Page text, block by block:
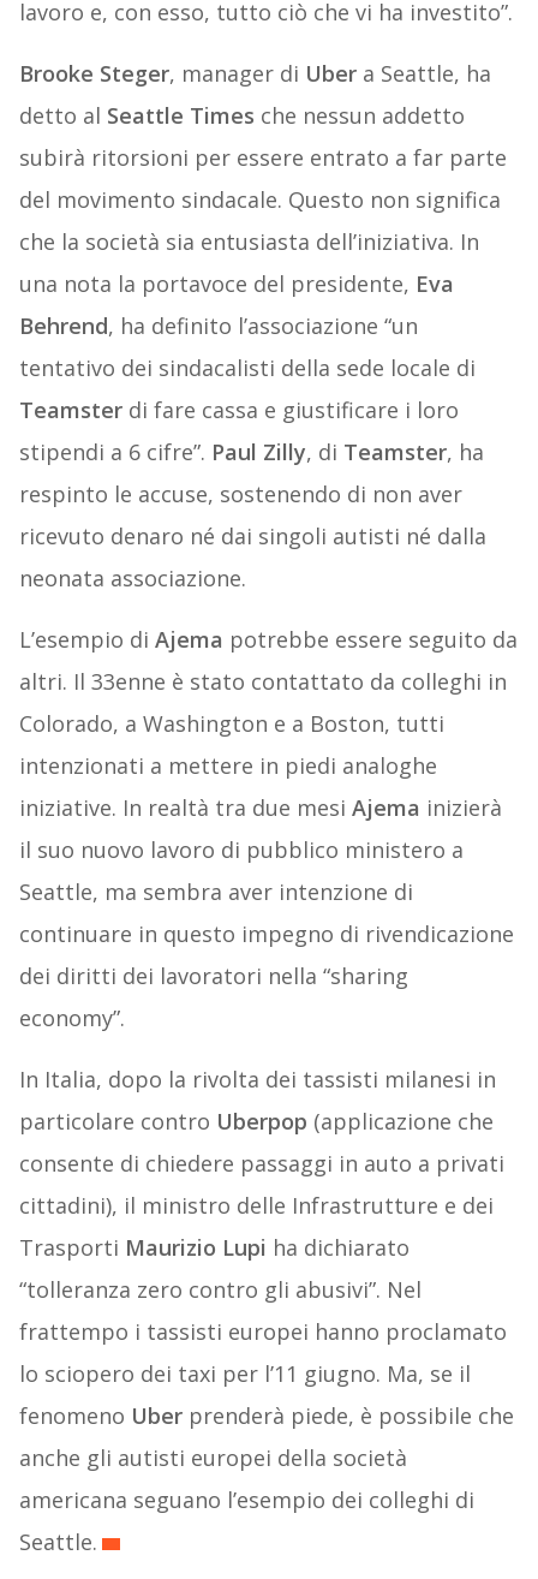
lavoro e, con esso, tutto ciò che vi ha investito”.
Brooke Steger, manager di Ubera Seattle, ha
detto al Seattle Times che nessun addetto
subirà ritorsioni per essere entrato a far parte
del movimento sindacale. Questo non significa
che la società sia entusiasta dell’iniziativa. In
una nota la portavoce del presidente, Eva
Behrend, ha definito l’associazione “un
tentativo dei sindacalisti della sede locale di
Teamster di fare cassa e giustificare i loro
stipendi a 6 cifre”. Paul Zilly, di Teamster, ha
respinto le accuse, sostenendo di non aver
ricevuto denaro né dai singoli autisti né dalla
neonata associazione.
L’esempio di Ajema potrebbe essere seguito da
altri. Il 33enne è stato contattato da colleghi in
Colorado, a Washington e a Boston, tutti
intenzionati a mettere in piedi analoghe
iniziative. In realtà tra due mesi Ajema inizierà
il suo nuovo lavoro di pubblico ministero a
Seattle, ma sembra aver intenzione di
continuare in questo impegno di rivendicazione
dei diritti dei lavoratori nella “sharing
economy”.
In Italia, dopo la rivolta dei tassisti milanesi in
particolare contro Uberpop (applicazione che
consente di chiedere passaggi in auto a privati
cittadini), il ministro delle Infrastrutture e dei
Trasporti Maurizio Lupi ha dichiarato
“tolleranza zero contro gli abusivi”. Nel
frattempo i tassisti europei hanno proclamato
lo sciopero dei taxi per l’11 giugno. Ma, se il
fenomeno Uberprenderà piede, è possibile che
anche gli autisti europei della società
americana seguano l’esempio dei colleghi di
Seattle.